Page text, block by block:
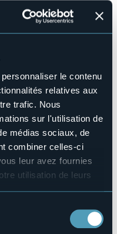
le contenu
relatives aux
trafic. Nous
sur l'utilisation de
médias sociaux, de
combiner celles-ci
leur avez fournies
utilisation de leurs
cliquez ici